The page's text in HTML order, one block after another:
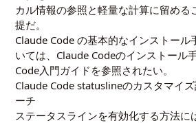
カル情報の参照と軽量な計算に留める
提だ。
Claude Code の基本的なインストール
いては、 Claude Codeのインストール
Code入門ガイド を参照されたい。
Claude Code statuslineのカスタマイ
ーチ
ステータスラインを有効化する方法に